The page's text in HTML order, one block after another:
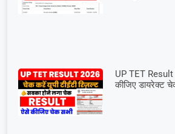
UP TET Result
कीजिए डायरेक्ट